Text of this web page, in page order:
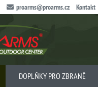
proarms@proarms.cz Kontakt
DOPLŇKY PRO ZBRANĚ